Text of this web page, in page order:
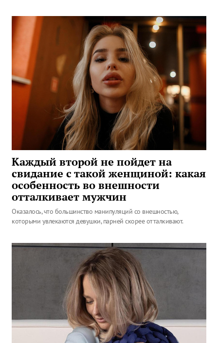
Каждый второй не пойдет на
свидание с такой женщиной: какая
особенность во внешности
отталкивает мужчин
Оказалось, что большинство манипуляций со внешностью,
которыми увлекаются девушки, парней скорее отталкивают.